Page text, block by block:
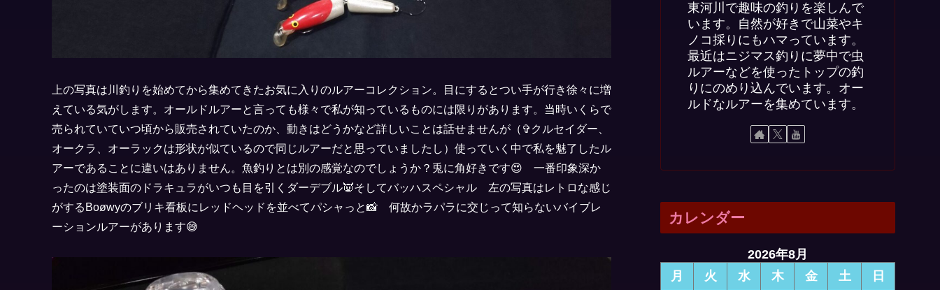
上の写真は川釣りを始めてから集めてきたお気に入りのルアーコレクション。目にするとつい手が行き徐々に増
えている気がします。オールドルアーと言っても様々で私が知っているものには限りがあります。当時いくらで
売られていていつ頃から販売されていたのか、動きはどうかなど詳しいことは話せませんが（✞クルセイダー、
オークラ、オーラックは形状が似ているので同じルアーだと思っていましたし）使っていく中で私を魅了したル
アーであることに違いはありません。魚釣りとは別の感覚なのでしょうか？兎に角好きです😍 一番印象深か
ったのは塗装面のドラキュラがいつも目を引くダーデブル👿そしてバッハスペシャル 左の写真はレトロな感じ
がするBoøwyのブリキ看板にレッドヘッドを並べてパシャっと📸 何故かラパラに交じって知らないバイブレ
ーションルアーがあります😅
東河川で趣味の釣りを楽しんで
います。自然が好きで山菜やキ
ノコ採りにもハマっています。
最近はニジマス釣りに夢中で虫
ルアーなどを使ったトップの釣
りにのめり込んでいます。オー
ルドなルアーを集めています。
カレンダー
2026年8月
月
火 水 木 金 土
日